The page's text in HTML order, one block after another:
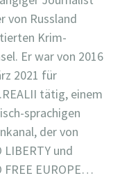
von Russland
Krim-
Er war von 2016
2021 für
tätig, einem
sprachigen
der von
LIBERTY und
FREE EUROPE…